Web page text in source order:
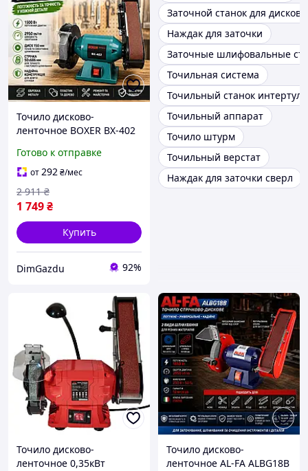
Точило дисково-
ленточное BOXER BX-402
Готово к отправке
от292₴/мес
1 749₴
2 911 ₴
Купить
DimGazdu 92%
Заточной станок для
Наждак для заточки
Заточные шлифовальные
Точильная система
Точильный станок интертул
Точильный аппарат
Точило штурм
Точильный верстат
Наждак для заточки сверл
Точило дисково-
ленточное 0,35кВт
Точило дисково-
ленточное AL-FA ALBG18B